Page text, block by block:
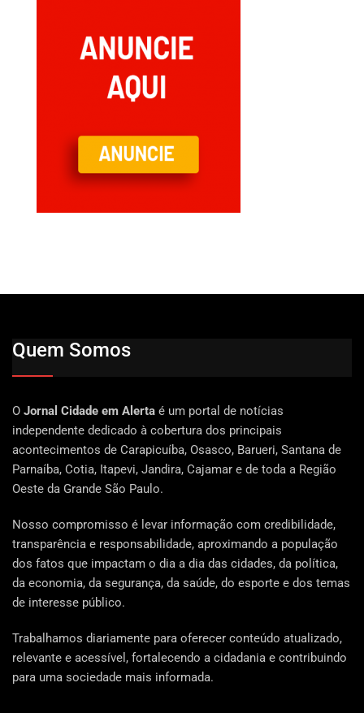
Quem Somos
O Jornal Cidade em Alerta é um portal de notícias
independente dedicado à cobertura dos principais
acontecimentos de Carapicuíba, Osasco, Barueri, Santana de
Parnaíba, Cotia, Itapevi, Jandira, Cajamar e de toda a Região
Oeste da Grande São Paulo.
Nosso compromisso é levar informação com credibilidade,
transparência e responsabilidade, aproximando a população
dos fatos que impactam o dia a dia das cidades, da política,
da economia, da segurança, da saúde, do esporte e dos temas
de interesse público.
Trabalhamos diariamente para oferecer conteúdo atualizado,
relevante e acessível, fortalecendo a cidadania e contribuindo
para uma sociedade mais informada.